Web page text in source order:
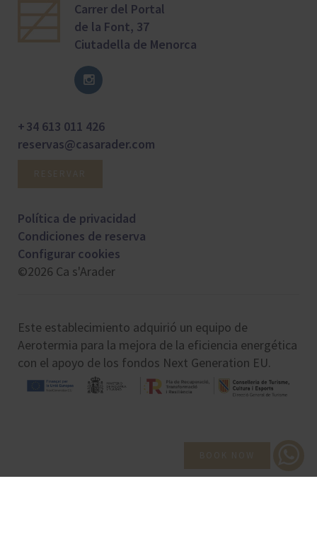
Carrer del Portal
de la Font, 37
Ciutadella de Menorca
+ 34 613 011 426
reservas@casarader.com
Política de privacidad
Condiciones de reserva
Configurar cookies
©2026 Ca s'Arader
Este establecimiento adquirió un equipo de
Aerotermia para la mejora de la eficiencia energética
con el apoyo de los fondos Next Generation EU.